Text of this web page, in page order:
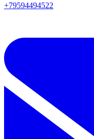
+79594494522